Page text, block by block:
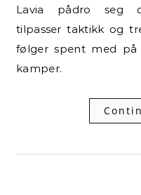
Lavia pådro seg
tilpasser taktikk og
følger spent med på
kamper.